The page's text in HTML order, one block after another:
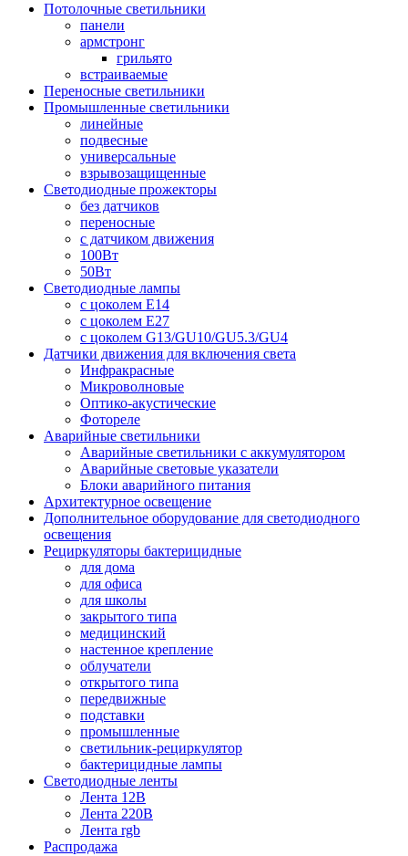
Потолочные светильники
панели
армстронг
грильято
встраиваемые
Переносные светильники
Промышленные светильники
линейные
подвесные
универсальные
взрывозащищенные
Светодиодные прожекторы
без датчиков
переносные
с датчиком движения
100Вт
50Вт
Светодиодные лампы
с цоколем E14
с цоколем E27
с цоколем G13/GU10/GU5.3/GU4
Датчики движения для включения света
Инфракрасные
Микроволновые
Оптико-акустические
Фотореле
Аварийные светильники
Аварийные светильники с аккумулятором
Аварийные световые указатели
Блоки аварийного питания
Архитектурное освещение
Дополнительное оборудование для светодиодного
освещения
Рециркуляторы бактерицидные
для дома
для офиса
для школы
закрытого типа
медицинский
настенное крепление
облучатели
открытого типа
передвижные
подставки
промышленные
светильник-рециркулятор
бактерицидные лампы
Светодиодные ленты
Лента 12В
Лента 220В
Лента rgb
Распродажа